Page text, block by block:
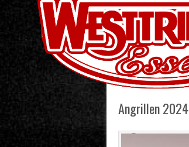
Menu
Skip to content
Angrillen 2024